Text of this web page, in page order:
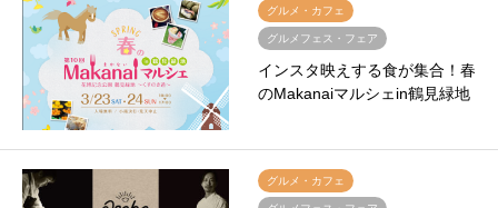
グルメ・カフェ
グルメフェス・フェア
インスタ映えする食が集合！春
のMakanaiマルシェin鶴見緑地
グルメ・カフェ